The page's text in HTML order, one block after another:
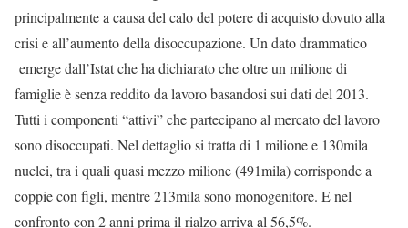
principalmente a causa del calo del potere di acquisto dovuto alla
crisi e all’aumento della disoccupazione. Un dato drammatico
emerge dall’Istat che ha dichiarato che oltre un milione di
famiglie è senza reddito da lavoro basandosi sui dati del 2013.
Tutti i componenti “attivi” che partecipano al mercato del lavoro
sono disoccupati. Nel dettaglio si tratta di 1 milione e 130mila
nuclei, tra i quali quasi mezzo milione (491mila) corrisponde a
coppie con figli, mentre 213mila sono monogenitore. E nel
confronto con 2 anni prima il rialzo arriva al 56,5%.